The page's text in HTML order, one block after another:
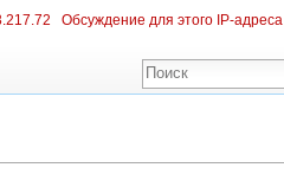
Обсуждение для этого IP-адреса